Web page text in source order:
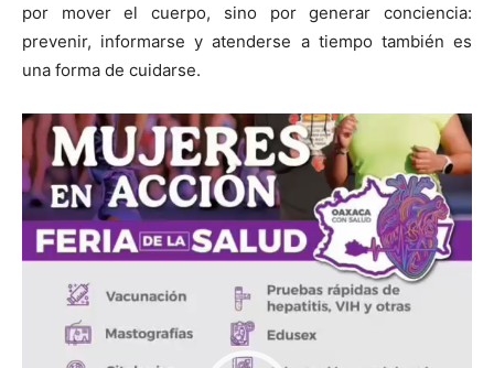
por mover el cuerpo, sino por generar conciencia:
prevenir, informarse y atenderse a tiempo también es
una forma de cuidarse.
Reproductor
de
vídeo